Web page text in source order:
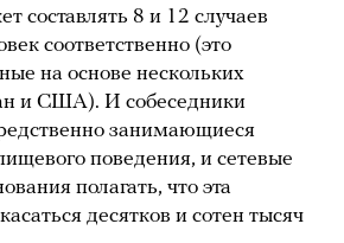
составлять 8 и 12 случаев
соответственно (это
на основе нескольких
и США). И собеседники
занимающиеся
поведения, и сетевые
полагать, что эта
десятков и сотен тысяч